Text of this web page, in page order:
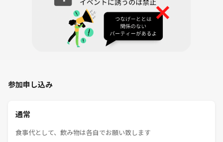
費の500円はいただきません
イベント直前にキャンセルが発生した場合は最少催行人数に関わらずイ
ベントを実施 致しますのでご了承ください
🪴禁止事項🪴
営業・勧誘・ナンパ
参加申し込み
通常
食事代として、飲み物は各自でお願い致します